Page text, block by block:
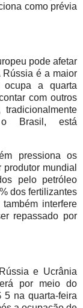
como prévia
pode afetar
Rússia é a maior
ocupa a quarta
com outros
Brasil, está
pressiona os
mundial
pelo petróleo
dos fertilizantes
interfere
repassado por
e Ucrânia
por meio do
5 na quarta-feira